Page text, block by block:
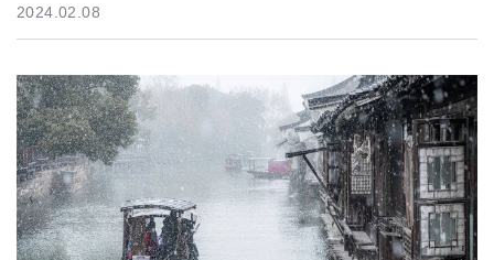
2024.02.08